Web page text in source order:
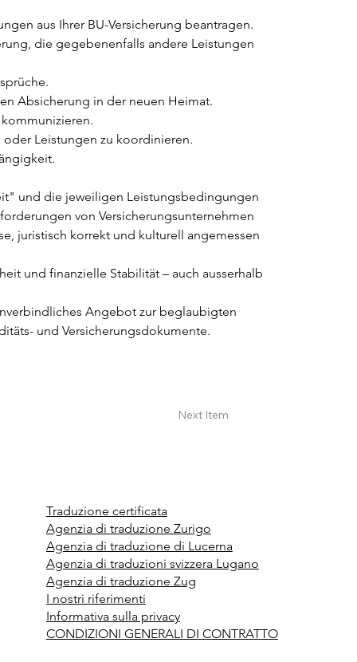
aus Ihrer BU-Versicherung beantragen.
die gegebenenfalls andere Leistungen
Absicherung in der neuen Heimat.
Leistungen zu koordinieren.
und die jeweiligen Leistungsbedingungen
von Versicherungsunternehmen
juristisch korrekt und kulturell angemessen
und finanzielle Stabilität – auch ausserhalb
Angebot zur beglaubigten
und Versicherungsdokumente.
Next Item
Traduzione certificata
Agenzia di traduzione Zurigo
Agenzia di traduzione di Lucerna
Agenzia di traduzioni svizzera Lugano
Agenzia di traduzione Zug
I nostri riferimenti
Informativa sulla privacy
CONDIZIONI GENERALI DI CONTRATTO